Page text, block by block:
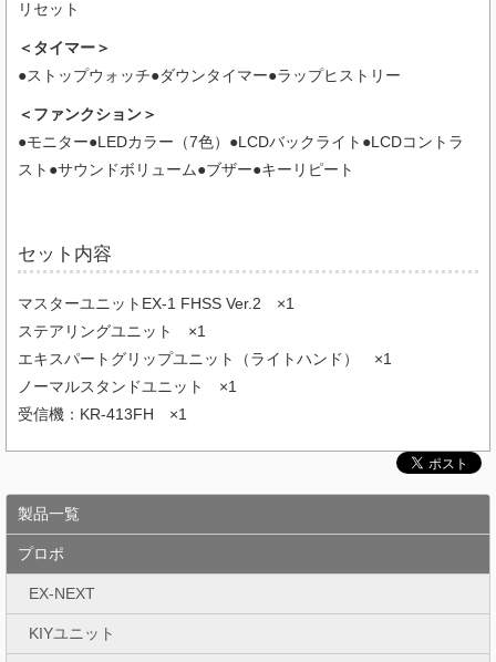
リセット
＜タイマー＞
●ストップウォッチ●ダウンタイマー●ラップヒストリー
＜ファンクション＞
●モニター●LEDカラー（7色）●LCDバックライト●LCDコントラ
スト●サウンドボリューム●ブザー●キーリピート
セット内容
マスターユニットEX-1 FHSS Ver.2 ×1
ステアリングユニット ×1
エキスパートグリップユニット（ライトハンド） ×1
ノーマルスタンドユニット ×1
受信機：KR-413FH ×1
製品一覧
プロポ
EX-NEXT
KIYユニット